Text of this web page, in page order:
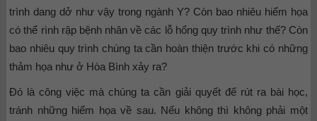
trình dang dở như vậy trong ngành Y? Còn bao nhiêu hiểm họa
có thể rình rập bệnh nhân về các lỗ hổng quy trình như thế? Còn
bao nhiêu quy trình chúng ta cần hoàn thiện trước khi có những
thảm họa như ở Hòa Bình xảy ra?
Đó là công việc mà chúng ta cần giải quyết để rút ra bài học,
tránh những hiểm họa về sau. Nếu không thì không phải một